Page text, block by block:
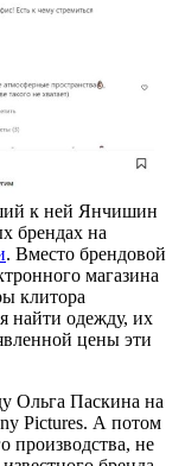
к ней Янчишин
брендах на
. Вместо брендовой
магазина
клитора
найти одежду, их
цены эти
Ольга Паскина на
Pictures. А потом
производства, не